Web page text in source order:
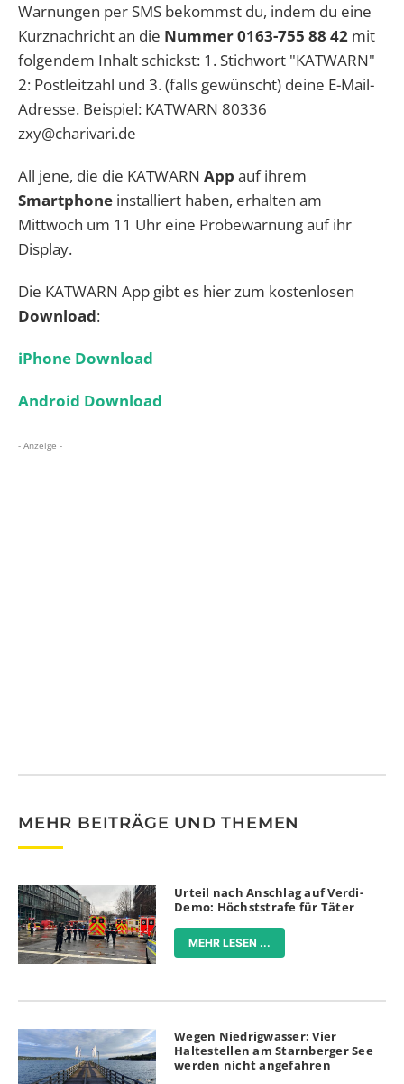
Warnungen per SMS bekommst du, indem du eine
Kurznachricht an die Nummer 0163-755 88 42 mit
folgendem Inhalt schickst: 1. Stichwort "KATWARN"
2: Postleitzahl und 3. (falls gewünscht) deine E-Mail-
Adresse. Beispiel: KATWARN 80336
zxy@charivari.de
All jene, die die KATWARN App auf ihrem
Smartphone installiert haben, erhalten am
Mittwoch um 11 Uhr eine Probewarnung auf ihr
Display.
Die KATWARN App gibt es hier zum kostenlosen
Download:
iPhone Download
Android Download
- Anzeige -
MEHR BEITRÄGE UND THEMEN
Urteil nach Anschlag auf Verdi-
Demo: Höchststrafe für Täter
MEHR LESEN ...
Wegen Niedrigwasser: Vier
Haltestellen am Starnberger See
werden nicht angefahren